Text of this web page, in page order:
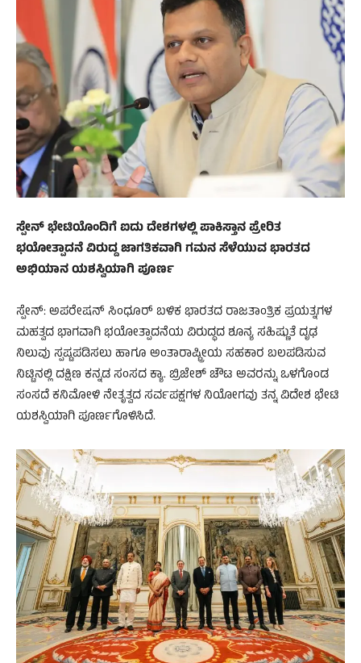
ಸ್ಪೇನ್ ಭೇಟಿಯೊಂದಿಗೆ ಐದು ದೇಶಗಳಲ್ಲಿ ಪಾಕಿಸ್ತಾನ ಪ್ರೇರಿತ
ಭಯೋತ್ಪಾದನೆ ವಿರುದ್ದ ಜಾಗತಿಕವಾಗಿ ಗಮನ ಸೆಳೆಯುವ ಭಾರತದ
ಅಭಿಯಾನ ಯಶಸ್ವಿಯಾಗಿ ಪೂರ್ಣ
ಸ್ಪೇನ್: ಅಪರೇಷನ್ ಸಿಂಧೂರ್ ಬಳಿಕ ಭಾರತದ ರಾಜತಾಂತ್ರಿಕ ಪ್ರಯತ್ನಗಳ
ಮಹತ್ವದ ಭಾಗವಾಗಿ ಭಯೋತ್ಪಾದನೆಯ ವಿರುದ್ಧದ ಶೂನ್ಯ ಸಹಿಷ್ಣುತೆ ದೃಢ
ನಿಲುವು ಸ್ಪಷ್ಟಪಡಿಸಲು ಹಾಗೂ ಅಂತಾರಾಷ್ಟ್ರೀಯ ಸಹಕಾರ ಬಲಪಡಿಸುವ
ನಿಟ್ಟಿನಲ್ಲಿ ದಕ್ಷಿಣ ಕನ್ನಡ ಸಂಸದ ಕ್ಯಾ. ಬ್ರಿಜೇಶ್ ಚೌಟ ಅವರನ್ನು ಒಳಗೊಂಡ
ಸಂಸದೆ ಕನಿಮೋಳಿ ನೇತೃತ್ವದ ಸರ್ವಪಕ್ಷಗಳ ನಿಯೋಗವು ತನ್ನ ವಿದೇಶ ಭೇಟಿ
ಯಶಸ್ವಿಯಾಗಿ ಪೂರ್ಣಗೊಳಿಸಿದೆ.